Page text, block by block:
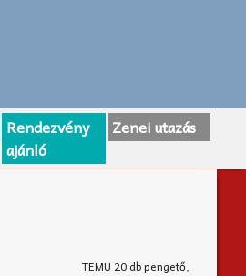
Rendezvény
ajánló
Zenei utazás
TEMU 20 db pengető,